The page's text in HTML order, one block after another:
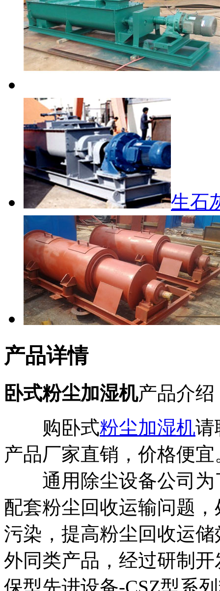
生石
产品详情
卧式粉尘加湿机产品介绍
购卧式粉尘加湿机请
产品厂家直销，价格便
通用除尘设备公司为
配套粉尘回收运输问题
污染，提高粉尘回收运
外同类产品，经过研制
保型先进设备-CSZ型系